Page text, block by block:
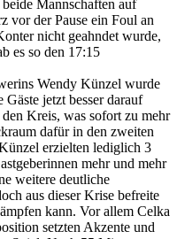
Mannschaften auf
vor der Pause ein Foul an
nicht geahndet wurde,
es so den 17:15
Wendy Künzel wurde
jetzt besser darauf
Kreis, was sofort zu mehr
dafür in den zweiten
erzielten lediglich 3
mehr und mehr
weitere deutliche
aus dieser Krise befreite
kann. Vor allem Celka
setzten Akzente und